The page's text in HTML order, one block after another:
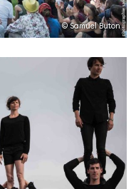
© Samuel Buton